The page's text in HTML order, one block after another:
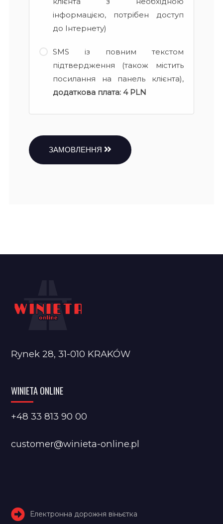
інформацією, потрібен доступ
до Інтернету)
SMS із повним текстом
підтвердження (також містить
посилання на панель клієнта),
додаткова плата: 4 PLN
ЗАМОВЛЕННЯ
Rynek 28, 31-010 KRAKÓW
WINIETA ONLINE
+48 33 813 90 00
customer@winieta-online.pl
Електронна дорожня віньєтка